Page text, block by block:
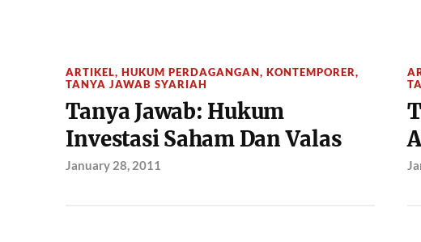
ARTIKEL, HUKUM PERDAGANGAN, KONTEMPORER,
TANYA JAWAB SYARIAH
Tanya Jawab: Hukum
Investasi Saham Dan Valas
January 28, 2011